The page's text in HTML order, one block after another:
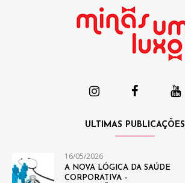
ULTIMAS PUBLICAÇÕES
16/05/2026
A NOVA LÓGICA DA SAÚDE
CORPORATIVA –